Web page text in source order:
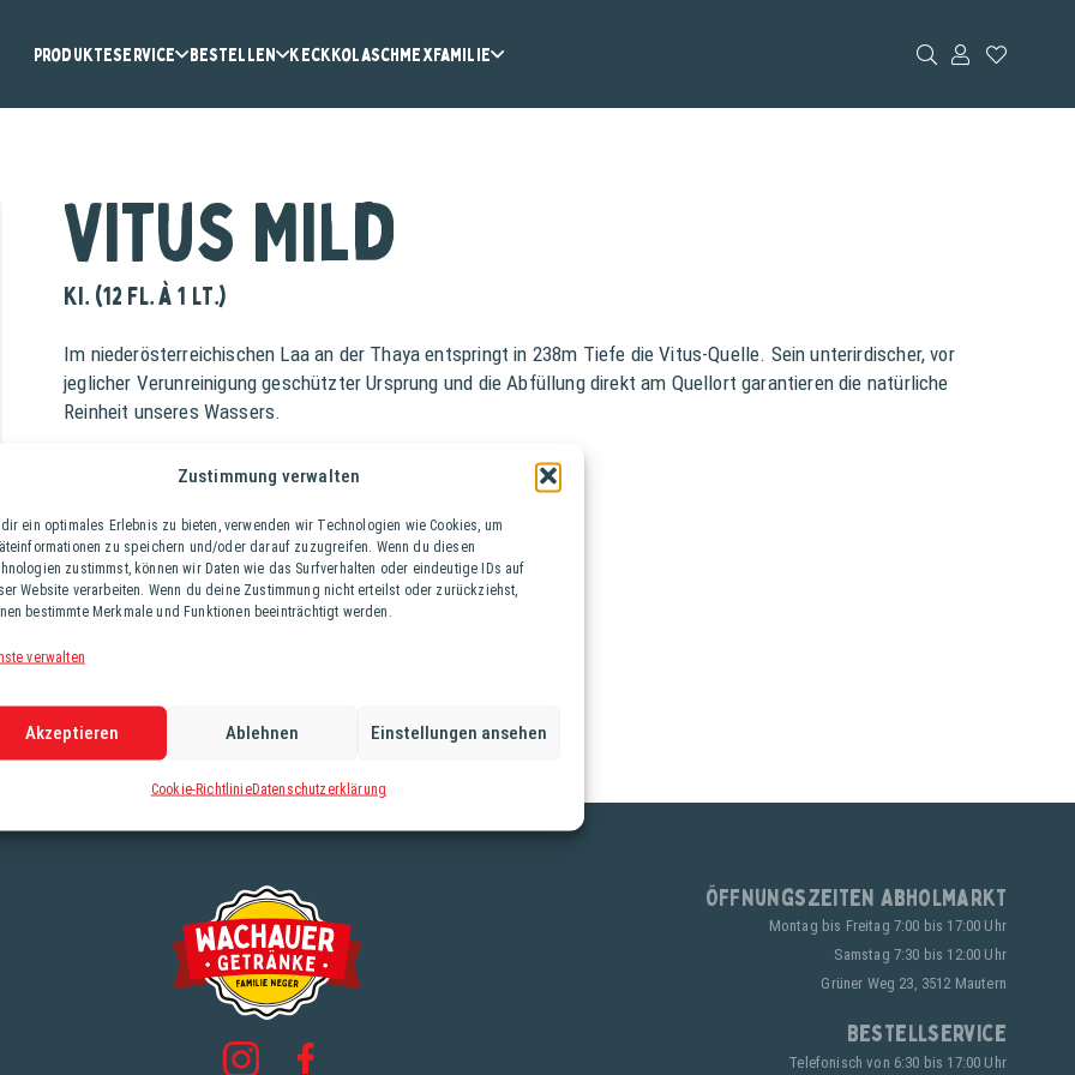
Zustimmung verwalten
ein optimales Erlebnis zu bieten, verwenden wir Technologien wie Cookies, um
zu speichern und/oder darauf zuzugreifen. Wenn du diesen
zustimmst, können wir Daten wie das Surfverhalten oder eindeutige IDs auf
Website verarbeiten. Wenn du deine Zustimmung nicht erteilst oder zurückziehst,
bestimmte Merkmale und Funktionen beeinträchtigt werden.
verwalten
Akzeptieren Ablehnen Einstellungen ansehen
Cookie-RichtlinieDatenschutzerklärung
ProdukteService Bestellen KeckKolaSchmexFamilie
Vitus Mild
Ki. (12 Fl. à 1 lt.)
Im niederösterreichischen Laa an der Thaya entspringt in 238m Tiefe die Vitus-Quelle. Sein unterirdischer, vor
jeglicher Verunreinigung geschützter Ursprung und die Abfüllung direkt am Quellort garantieren die natürliche
Reinheit unseres Wassers.
Öffnungszeiten Abholmarkt
Montag bis Freitag 7:00 bis 17:00 Uhr
Samstag 7:30 bis 12:00 Uhr
Grüner Weg 23, 3512 Mautern
Bestellservice
Telefonisch von 6:30 bis 17:00 Uhr